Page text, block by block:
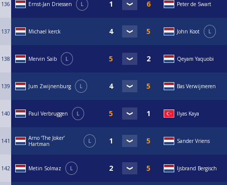
136 Ernst-Jan Driessen L Peter de Swart
137 Michael kerck John Koot L
138 Mervin Saib L Qeyam Yaquobi
139 Jum Zwijnenburg L Bas Verwijmeren
140 Paul Verbruggen L Ilyas Kaya
141
Arno ‘The Joker’
Hartman
L Sander Vriens
142 Metin Solmaz L Ijsbrand Bergisch